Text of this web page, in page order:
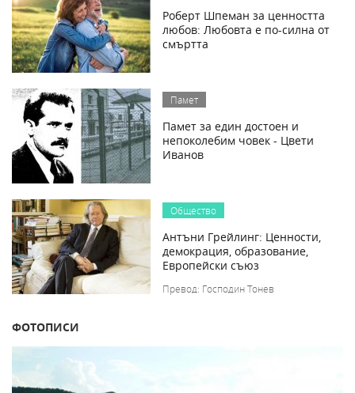
Роберт Шпеман за ценността
любов: Любовта е по-силна от
смъртта
Памет
Памет за един достоен и
непоколебим човек - Цвети
Иванов
Общество
Антъни Грейлинг: Ценности,
демокрация, образование,
Европейски съюз
Превод: Господин Тонев
ФОТОПИСИ